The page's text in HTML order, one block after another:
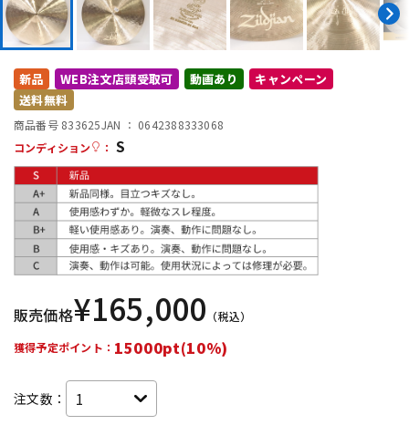
中古
新品 WEB注文店頭受取可 動画あり
キャンペーン
送料無料
商品番号 833625JAN ： 0642388333068
コンディション
： S
販売価格¥165,000 （税込）
獲得予定ポイント： 15000pt(10%)
注文数：